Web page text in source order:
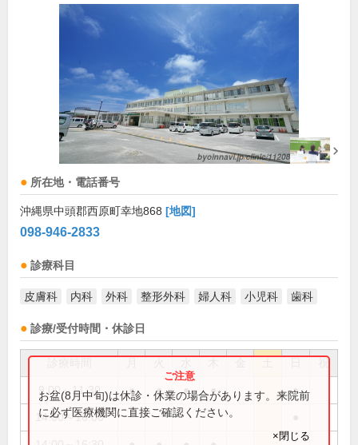
所在地・電話番号
沖縄県中頭郡西原町幸地868 [地図]
098-946-2833
診療科目
皮膚科 内科 外科 整形外科 婦人科 小児科 歯科
診療/受付時間・休診日
祝
9:00～11:30 ● ● ● ● ●
14:00～16:00
お盆(8月中旬)は休診・休業の場合があります。来院前
に必ず医療機関に直接ご確認ください。
×閉じる